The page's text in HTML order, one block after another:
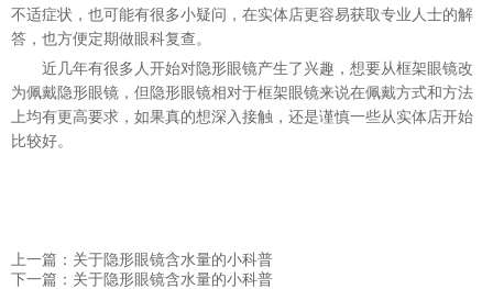
不适症状，也可能有很多小疑问，在实体店更容易获取专业人士的解
答，也方便定期做眼科复查。
近几年有很多人开始对隐形眼镜产生了兴趣，想要从框架眼镜改
为佩戴隐形眼镜，但隐形眼镜相对于框架眼镜来说在佩戴方式和方法
上均有更高要求，如果真的想深入接触，还是谨慎一些从实体店开始
比较好。
上一篇：关于隐形眼镜含水量的小科普
下一篇：关于隐形眼镜含水量的小科普